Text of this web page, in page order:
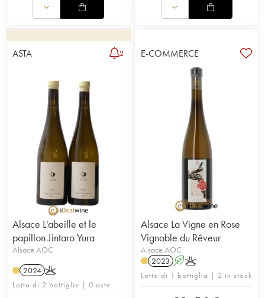
ASTA 2
Alsace L'abeille et le
papillon Jintaro Yura
Alsace AOC
2024 K
Lotto di 2 bottiglie | 0 aste
E-COMMERCE
Alsace La Vigne en Rose
Vignoble du Rêveur
Alsace AOC
2023 AK
Lotto di 1 bottiglia | 2 in stock